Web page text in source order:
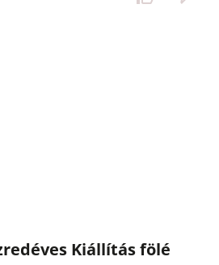
Kiállítás fölé